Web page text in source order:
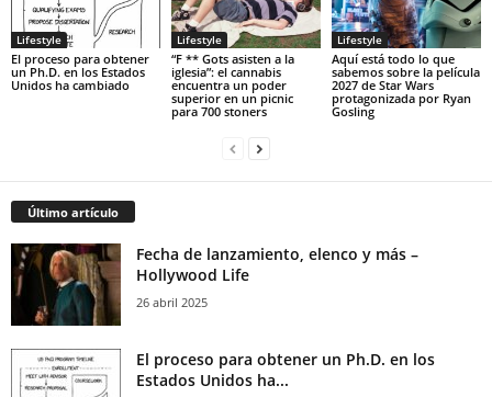
Lifestyle
El proceso para obtener
un Ph.D. en los Estados
Unidos ha cambiado
Lifestyle
“F ** Gots asisten a la
iglesia”: el cannabis
encuentra un poder
superior en un picnic
para 700 stoners
Lifestyle
Aquí está todo lo que
sabemos sobre la película
2027 de Star Wars
protagonizada por Ryan
Gosling
Último artículo
Fecha de lanzamiento, elenco y más –
Hollywood Life
26 abril 2025
El proceso para obtener un Ph.D. en los
Estados Unidos ha...